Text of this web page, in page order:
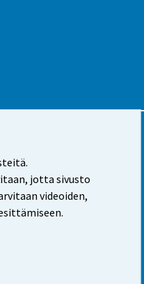
jotta sivusto
videoiden,